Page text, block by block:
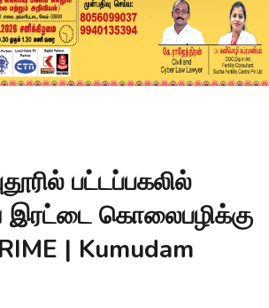
பட்டப்பகலில்
இரட்டை கொலைபழிக்கு
| Kumudam